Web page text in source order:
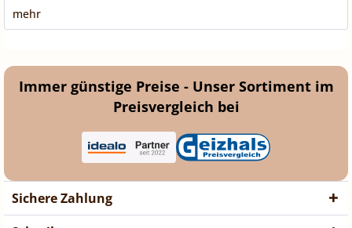
mehr
Immer günstige Preise - Unser Sortiment im
Preisvergleich bei
Sichere Zahlung